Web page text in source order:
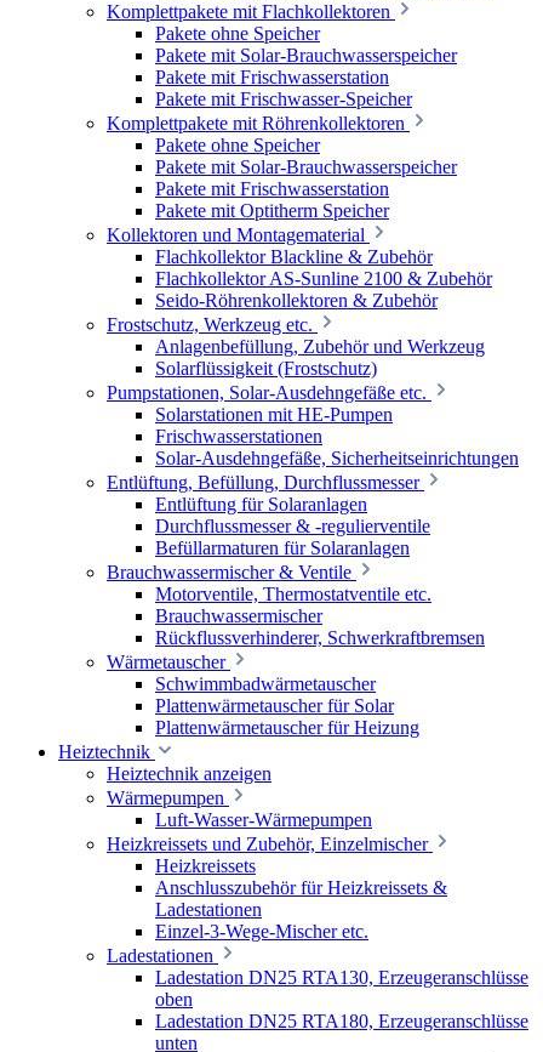
Komplettpakete mit Flachkollektoren
Pakete ohne Speicher
Pakete mit Solar-Brauchwasserspeicher
Pakete mit Frischwasserstation
Pakete mit Frischwasser-Speicher
Komplettpakete mit Röhrenkollektoren
Pakete ohne Speicher
Pakete mit Solar-Brauchwasserspeicher
Pakete mit Frischwasserstation
Pakete mit Optitherm Speicher
Kollektoren und Montagematerial
Flachkollektor Blackline & Zubehör
Flachkollektor AS-Sunline 2100 & Zubehör
Seido-Röhrenkollektoren & Zubehör
Frostschutz, Werkzeug etc.
Anlagenbefüllung, Zubehör und Werkzeug
Solarflüssigkeit (Frostschutz)
Pumpstationen, Solar-Ausdehngefäße etc.
Solarstationen mit HE-Pumpen
Frischwasserstationen
Solar-Ausdehngefäße, Sicherheitseinrichtungen
Entlüftung, Befüllung, Durchflussmesser
Entlüftung für Solaranlagen
Durchflussmesser & -regulierventile
Befüllarmaturen für Solaranlagen
Brauchwassermischer & Ventile
Motorventile, Thermostatventile etc.
Brauchwassermischer
Rückflussverhinderer, Schwerkraftbremsen
Wärmetauscher
Schwimmbadwärmetauscher
Plattenwärmetauscher für Solar
Plattenwärmetauscher für Heizung
Heiztechnik
Heiztechnik anzeigen
Wärmepumpen
Luft-Wasser-Wärmepumpen
Heizkreissets und Zubehör, Einzelmischer
Heizkreissets
Anschlusszubehör für Heizkreissets &
Ladestationen
Einzel-3-Wege-Mischer etc.
Ladestationen
Ladestation DN25 RTA130, Erzeugeranschlüsse
oben
Ladestation DN25 RTA180, Erzeugeranschlüsse
unten